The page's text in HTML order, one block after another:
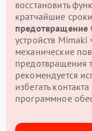
восстановить
кратчайшие
предотвращение
устройств
механические
предотвращения
рекомендуется
избегать
программное